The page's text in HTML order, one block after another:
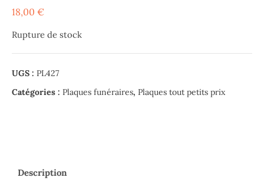
18,00 €
Rupture de stock
UGS : PL427
Catégories : Plaques funéraires, Plaques tout petits prix
Description